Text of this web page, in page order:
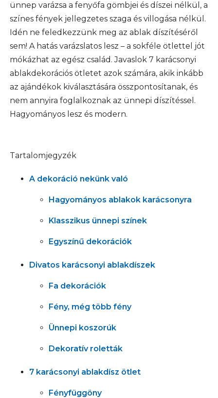
ünnep varázsa a fenyőfa gömbjei és díszei nélkül, a
színes fények jellegzetes szaga és villogása nélkül.
Idén ne feledkezzünk meg az ablak díszítéséről
sem! A hatás varázslatos lesz – a sokféle ötlettel jót
mókázhat az egész család. Javaslok 7 karácsonyi
ablakdekorációs ötletet azok számára, akik inkább
az ajándékok kiválasztására összpontosítanak, és
nem annyira foglalkoznak az ünnepi díszítéssel.
Hagyományos lesz és modern.
Tartalomjegyzék
A dekoráció nekünk való
Hagyományos ablakok karácsonyra
Klasszikus ünnepi színek
Egyszínű dekorációk
Divatos karácsonyi ablakdíszek
Fa dekorációk
Fény, még több fény
Ünnepi koszorúk
Dekoratív roletták
7 karácsonyi ablakdísz ötlet
Fényfüggöny